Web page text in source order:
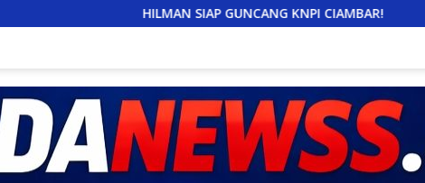
HILMAN SIAP GUNCANG KNPI CIAMBAR! Arisan RW-RT